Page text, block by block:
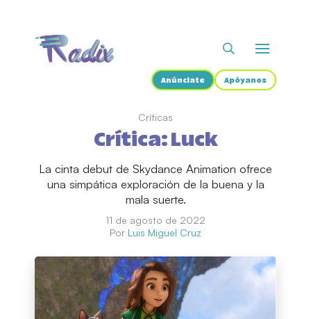
Anúnciate Apóyanos
Críticas
Crítica: Luck
La cinta debut de Skydance Animation ofrece
una simpática exploración de la buena y la
mala suerte.
11 de agosto de 2022
Por Luis Miguel Cruz